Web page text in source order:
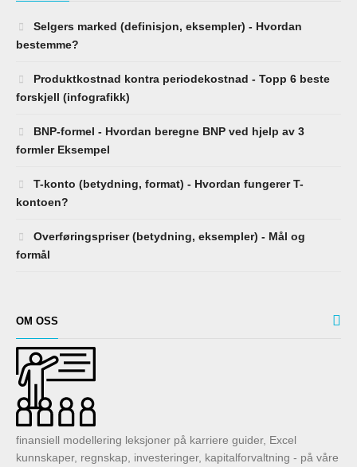
Selgers marked (definisjon, eksempler) - Hvordan
bestemme?
Produktkostnad kontra periodekostnad - Topp 6 beste
forskjell (infografikk)
BNP-formel - Hvordan beregne BNP ved hjelp av 3
formler Eksempel
T-konto (betydning, format) - Hvordan fungerer T-
kontoen?
Overføringspriser (betydning, eksempler) - Mål og
formål
OM OSS
finansiell modellering leksjoner på karriere guider, Excel
kunnskaper, regnskap, investeringer, kapitalforvaltning - på våre